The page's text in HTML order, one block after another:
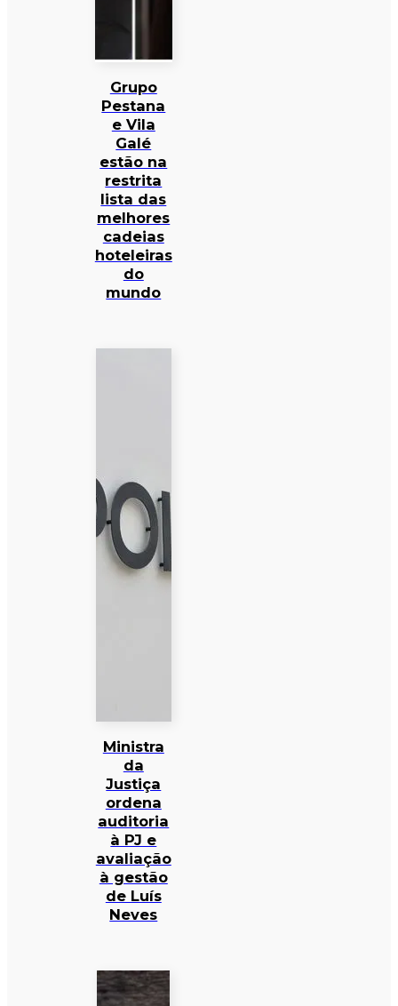
Grupo
Pestana
e Vila
Galé
estão na
restrita
lista das
melhores
cadeias
hoteleiras
do
mundo
Ministra
da
Justiça
ordena
auditoria
à PJ e
avaliação
à gestão
de Luís
Neves